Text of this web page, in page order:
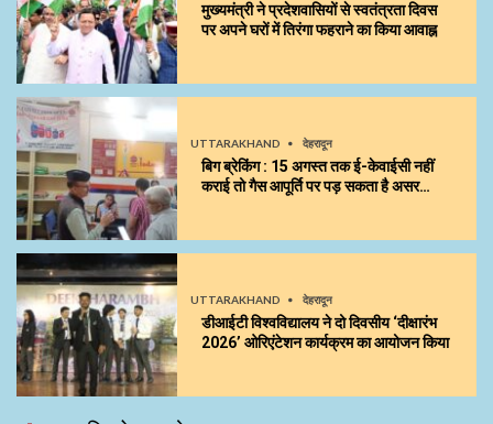
मुख्यमंत्री ने प्रदेशवासियों से स्वतंत्रता दिवस
पर अपने घरों में तिरंगा फहराने का किया आवाह्न
UTTARAKHAND देहरादून
बिग ब्रेकिंग : 15 अगस्त तक ई-केवाईसी नहीं
कराई तो गैस आपूर्ति पर पड़ सकता है असर…
UTTARAKHAND देहरादून
डीआईटी विश्वविद्यालय ने दो दिवसीय ‘दीक्षारंभ
2026’ ओरिएंटेशन कार्यक्रम का आयोजन किया